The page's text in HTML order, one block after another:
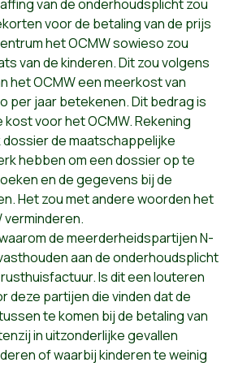
van de onderhoudsplicht zou
voor de betaling van de prijs
het OCMW sowieso zou
van de kinderen. Dit zou volgens
het OCMW een meerkost van
per jaar betekenen. Dit bedrag is
voor het OCMW. Rekening
de maatschappelijke
hebben om een dossier op te
en de gegevens bij de
Het zou met andere woorden het
verminderen.
de meerderheidspartijen N-
aan de onderhoudsplicht
Is dit een louteren
deze partijen die vinden dat de
te komen bij de betaling van
in uitzonderlijke gevallen
of waarbij kinderen te weinig